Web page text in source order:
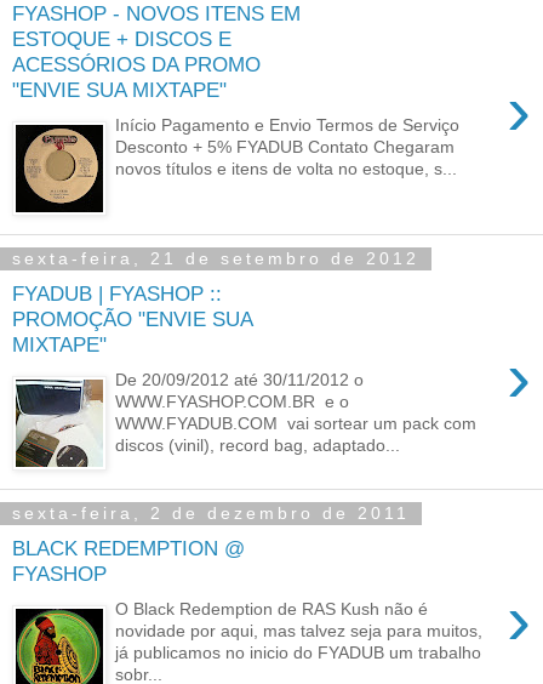
FYASHOP - NOVOS ITENS EM
ESTOQUE + DISCOS E
ACESSÓRIOS DA PROMO
"ENVIE SUA MIXTAPE"
›
Início Pagamento e Envio Termos de Serviço
Desconto + 5% FYADUB Contato Chegaram
novos títulos e itens de volta no estoque, s...
sexta-feira, 21 de setembro de 2012
FYADUB | FYASHOP ::
PROMOÇÃO "ENVIE SUA
MIXTAPE"
›
De 20/09/2012 até 30/11/2012 o
WWW.FYASHOP.COM.BR e o
WWW.FYADUB.COM vai sortear um pack com
discos (vinil), record bag, adaptado...
sexta-feira, 2 de dezembro de 2011
BLACK REDEMPTION @
FYASHOP
›
O Black Redemption de RAS Kush não é
novidade por aqui, mas talvez seja para muitos,
já publicamos no inicio do FYADUB um trabalho
sobr...